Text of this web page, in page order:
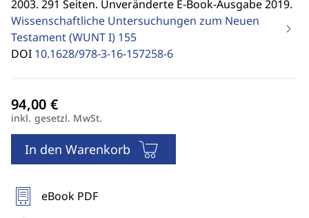
2003. 291 Seiten. Unveränderte E-Book-Ausgabe 2019.
Wissenschaftliche Untersuchungen zum Neuen
Testament (WUNT I) 155
DOI 10.1628/978-3-16-157258-6
inkl. gesetzl. MwSt.
In den Warenkorb
eBook PDF